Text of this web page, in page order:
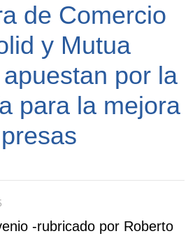
de Comercio
y Mutua
por la
para la mejora
-rubricado por Roberto